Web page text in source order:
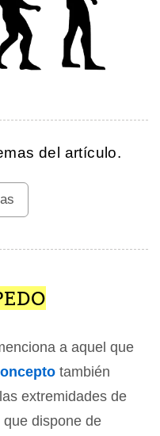
del artículo.
a aquel que
también
extremidades de
que dispone de